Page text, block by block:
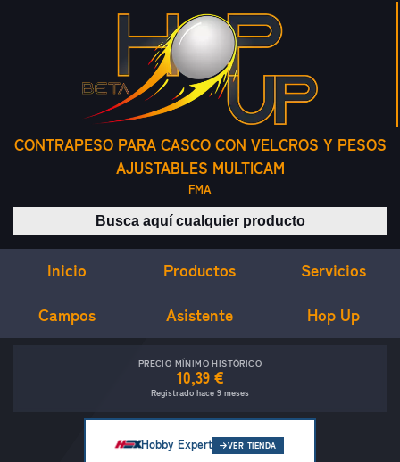
CONTRAPESO PARA CASCO CON VELCROS Y PESOS
AJUSTABLES MULTICAM
FMA
Buscar productos
Inicio Productos Servicios
Campos Asistente Hop Up
PRECIO MÍNIMO HISTÓRICO
10,39 €
Registrado hace 9 meses
Hobby Expert VER TIENDA